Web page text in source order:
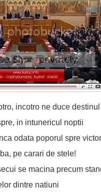
incotro ne duce destinul
in intunericul noptii
odata poporul spre
pe carari de stele!
se macina precum
dintre natiuni